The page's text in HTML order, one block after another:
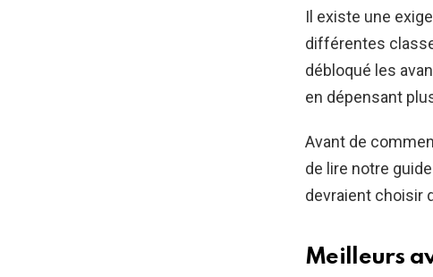
Il existe une
différentes
débloqué les
en dépensant
Avant de
de lire notre
devraient choisir
Meilleurs